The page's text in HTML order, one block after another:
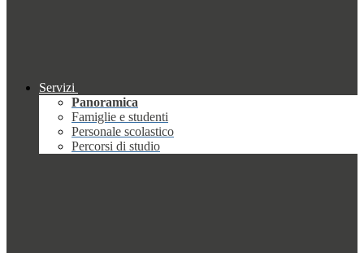
Servizi
Panoramica
Famiglie e studenti
Personale scolastico
Percorsi di studio